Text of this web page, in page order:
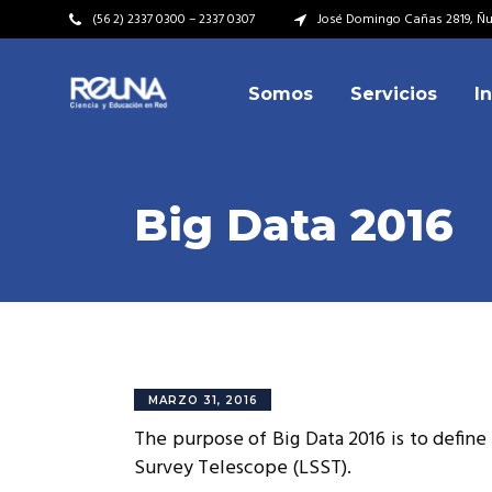
(56 2) 2337 0300 – 2337 0307 José Domingo Cañas 2819,
Somos
Video Institucional
Plan Estratégico
Valores
Historia
Servicios
Video Institucional
Misión – Visión
Valores
Cumplimiento Legal
Big Data 2016
MARZO 31, 2016
The purpose of Big Data 2016 is to
Survey Telescope (LSST).